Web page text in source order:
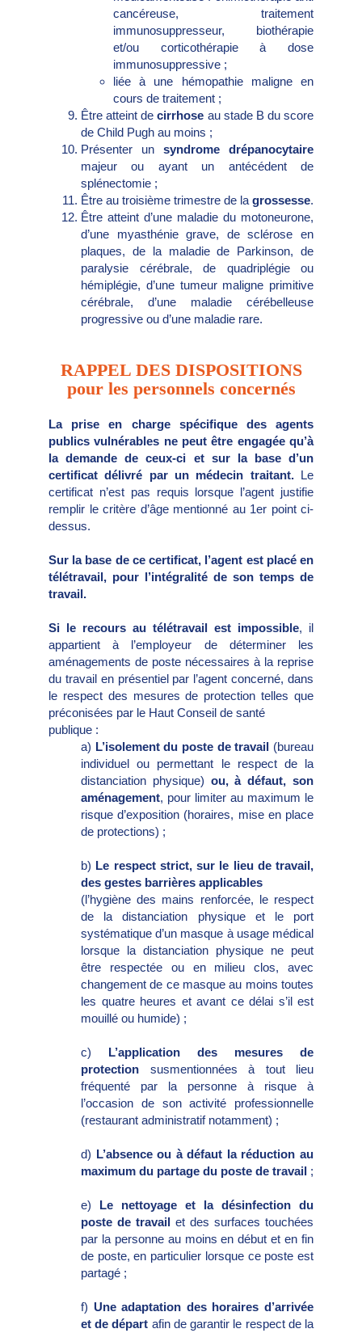
cancéreuse, traitement
immunosuppresseur, biothérapie
et/ou corticothérapie à dose
immunosuppressive ;
liée à une hémopathie maligne en
cours de traitement ;
Être atteint decirrhose au stade B du score
de Child Pugh au moins ;
Présenter un syndrome drépanocytaire
majeur ou ayant un antécédent de
splénectomie ;
Être au troisième trimestre de la grossesse.
Être atteint d’une maladie du motoneurone,
d’une myasthénie grave, de sclérose en
plaques, de la maladie de Parkinson, de
paralysie cérébrale, de quadriplégie ou
hémiplégie, d’une tumeur maligne primitive
cérébrale, d’une maladie cérébelleuse
progressive ou d’une maladie rare.
RAPPEL DES DISPOSITIONS
pour les personnels concernés
La prise en charge spécifique des agents
publics vulnérables ne peut être engagée qu’à
la demande de ceux-ci et sur la base d’un
certificat délivré par un médecin traitant.Le
certificat n’est pas requis lorsque l’agent justifie
remplir le critère d’âge mentionné au 1er point ci-
dessus.
Sur la base de ce certificat, l’agent est placé en
télétravail, pour l’intégralité de son temps de
travail.
Si le recours au télétravail est impossible, il
appartient à l’employeur de déterminer les
aménagements de poste nécessaires à la reprise
du travail en présentiel par l’agent concerné, dans
le respect des mesures de protection telles que
préconisées par le Haut Conseil de santé
publique :
a) L’isolement du poste de travail (bureau
individuel ou permettant le respect de la
distanciation physique) ou, à défaut, son
aménagement, pour limiter au maximum le
risque d’exposition (horaires, mise en place
de protections) ;
b) Le respect strict, sur le lieu de travail,
des gestes barrières applicables
(l’hygiène des mains renforcée, le respect
de la distanciation physique et le port
systématique d’un masque à usage médical
lorsque la distanciation physique ne peut
être respectée ou en milieu clos, avec
changement de ce masque au moins toutes
les quatre heures et avant ce délai s’il est
mouillé ou humide) ;
c) L’application des mesures de
protection susmentionnées à tout lieu
fréquenté par la personne à risque à
l’occasion de son activité professionnelle
(restaurant administratif notamment) ;
d) L’absence ou à défaut la réduction au
maximum du partage du poste de travail ;
e) Le nettoyage et la désinfection du
poste de travail et des surfaces touchées
par la personne au moins en début et en fin
de poste, en particulier lorsque ce poste est
partagé ;
f) Une adaptation des horaires d’arrivée
et de départ afin de garantir le respect de la